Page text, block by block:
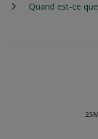
Quand est-ce